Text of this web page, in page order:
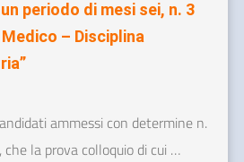
periodo di mesi sei, n. 3
– Disciplina
ammessi con determine n.
la prova colloquio di cui …